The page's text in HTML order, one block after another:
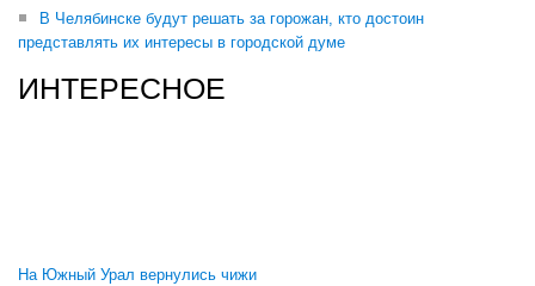
В Челябинске будут решать за горожан, кто достоин
представлять их интересы в городской думе
ИНТЕРЕСНОЕ
На Южный Урал вернулись чижи